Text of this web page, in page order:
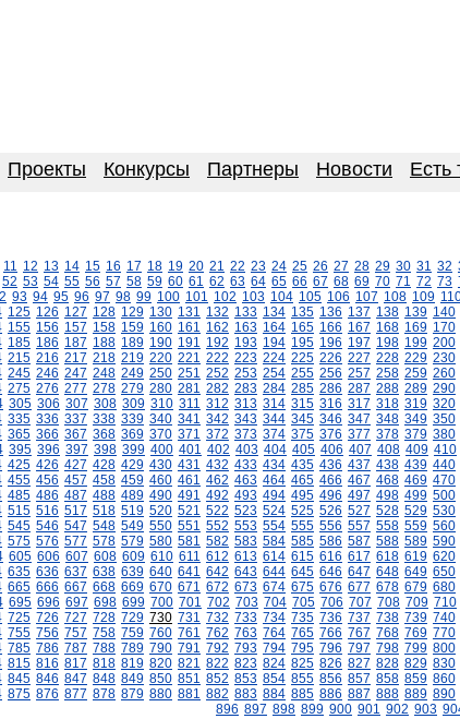
Проекты Конкурсы Партнеры Новости Есть
11 12 13 14 15 16 17 18 19 20 21 22 23 24 25 26 27 28 29 30 31 32
52 53 54 55 56 57 58 59 60 61 62 63 64 65 66 67 68 69 70 71 72 73
93 94 95 96 97 98 99 100 101 102 103 104 105 106 107 108 109
125 126 127 128 129 130 131 132 133 134 135 136 137 138 139 140
155 156 157 158 159 160 161 162 163 164 165 166 167 168 169 170
185 186 187 188 189 190 191 192 193 194 195 196 197 198 199 200
215 216 217 218 219 220 221 222 223 224 225 226 227 228 229 230
245 246 247 248 249 250 251 252 253 254 255 256 257 258 259 260
275 276 277 278 279 280 281 282 283 284 285 286 287 288 289 290
305 306 307 308 309 310 311 312 313 314 315 316 317 318 319 320
335 336 337 338 339 340 341 342 343 344 345 346 347 348 349 350
365 366 367 368 369 370 371 372 373 374 375 376 377 378 379 380
395 396 397 398 399 400 401 402 403 404 405 406 407 408 409 410
425 426 427 428 429 430 431 432 433 434 435 436 437 438 439 440
455 456 457 458 459 460 461 462 463 464 465 466 467 468 469 470
485 486 487 488 489 490 491 492 493 494 495 496 497 498 499 500
515 516 517 518 519 520 521 522 523 524 525 526 527 528 529 530
545 546 547 548 549 550 551 552 553 554 555 556 557 558 559 560
575 576 577 578 579 580 581 582 583 584 585 586 587 588 589 590
605 606 607 608 609 610 611 612 613 614 615 616 617 618 619 620
635 636 637 638 639 640 641 642 643 644 645 646 647 648 649 650
665 666 667 668 669 670 671 672 673 674 675 676 677 678 679 680
695 696 697 698 699 700 701 702 703 704 705 706 707 708 709 710
725 726 727 728 729 730 731 732 733 734 735 736 737 738 739 740
755 756 757 758 759 760 761 762 763 764 765 766 767 768 769 770
785 786 787 788 789 790 791 792 793 794 795 796 797 798 799 800
815 816 817 818 819 820 821 822 823 824 825 826 827 828 829 830
845 846 847 848 849 850 851 852 853 854 855 856 857 858 859 860
875 876 877 878 879 880 881 882 883 884 885 886 887 888 889 890
896 897 898 899 900 901 902 903